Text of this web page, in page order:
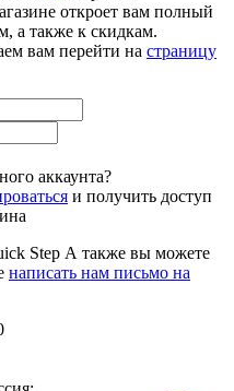
откроет вам полный
а также к скидкам.
вам перейти на страницу
аккаунта?
и получить доступ
Step А также вы можете
написать нам письмо на